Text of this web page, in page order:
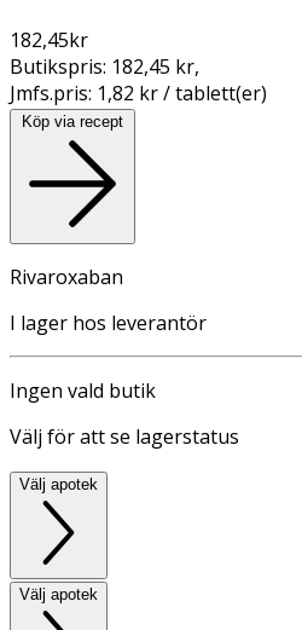
182,45kr
Butikspris: 182,45 kr,
Jmfs.pris: 1,82 kr / tablett(er)
Köp via recept
Rivaroxaban
I lager hos leverantör
Ingen vald butik
Välj för att se lagerstatus
Välj apotek
Välj apotek